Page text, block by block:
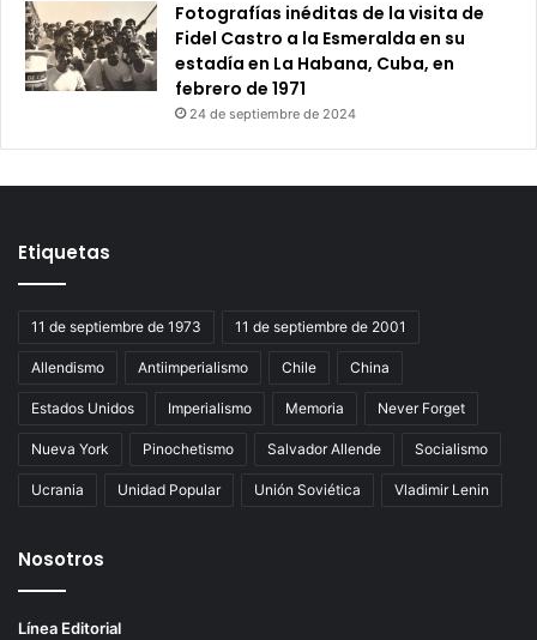
Fotografías inéditas de la visita de
Fidel Castro a la Esmeralda en su
estadía en La Habana, Cuba, en
febrero de 1971
24 de septiembre de 2024
Etiquetas
11 de septiembre de 1973 11 de septiembre de 2001
Allendismo Antiimperialismo Chile China
Estados Unidos Imperialismo Memoria Never Forget
Nueva York Pinochetismo Salvador Allende Socialismo
Ucrania Unidad Popular Unión Soviética Vladimir Lenin
Nosotros
Línea Editorial